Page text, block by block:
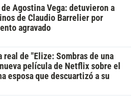
Agostina Vega: detuvieron a
de Claudio Barrelier por
agravado
real de "Elize: Sombras de una
película de Netflix sobre el
esposa que descuartizó a su